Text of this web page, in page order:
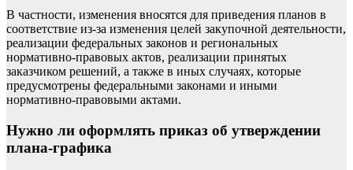
В частности, изменения вносятся для приведения планов в
соответствие из-за изменения целей закупочной деятельности,
реализации федеральных законов и региональных
нормативно-правовых актов, реализации принятых
заказчиком решений, а также в иных случаях, которые
предусмотрены федеральными законами и иными
нормативно-правовыми актами.
Нужно ли оформлять приказ об утверждении
плана-графика